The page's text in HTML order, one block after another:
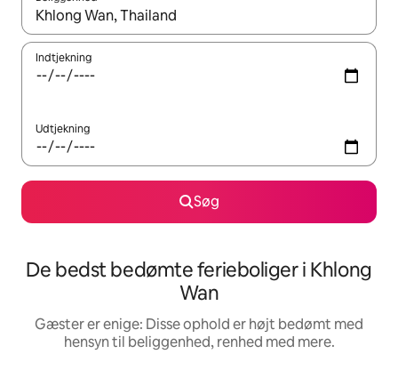
Når resultaterne er tilgængelige, skal du navigere med
Indtjekning
Udtjekning
Søg
De bedst bedømte ferieboliger i Khlong
Wan
Gæster er enige: Disse ophold er højt bedømt med
hensyn til beliggenhed, renhed med mere.